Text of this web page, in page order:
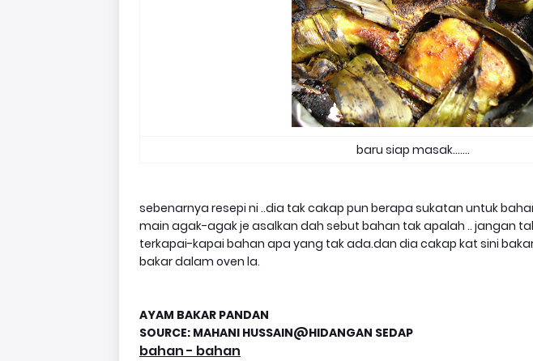
baru siap masak.......
sebenarnya resepi ni ..dia tak cakap pun berapa sukatan untuk
main agak-agak je asalkan dah sebut bahan tak apalah .. jangan
terkapai-kapai bahan apa yang tak ada.dan dia cakap kat sini
bakar dalam oven la.
AYAM BAKAR PANDAN
SOURCE: MAHANI HUSSAIN@HIDANGAN SEDAP
bahan - bahan